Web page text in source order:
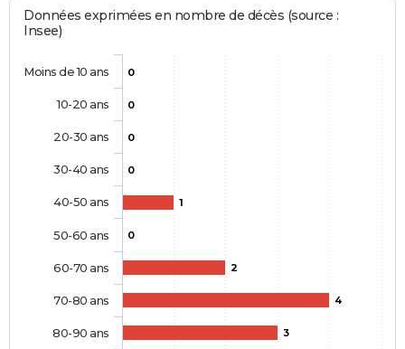
Données exprimées en nombre de décès (source :
Insee)
0
0
0
0
1
0
2
4
3
Moins de 10 ans
10-20 ans
20-30 ans
30-40 ans
40-50 ans
50-60 ans
60-70 ans
70-80 ans
80-90 ans